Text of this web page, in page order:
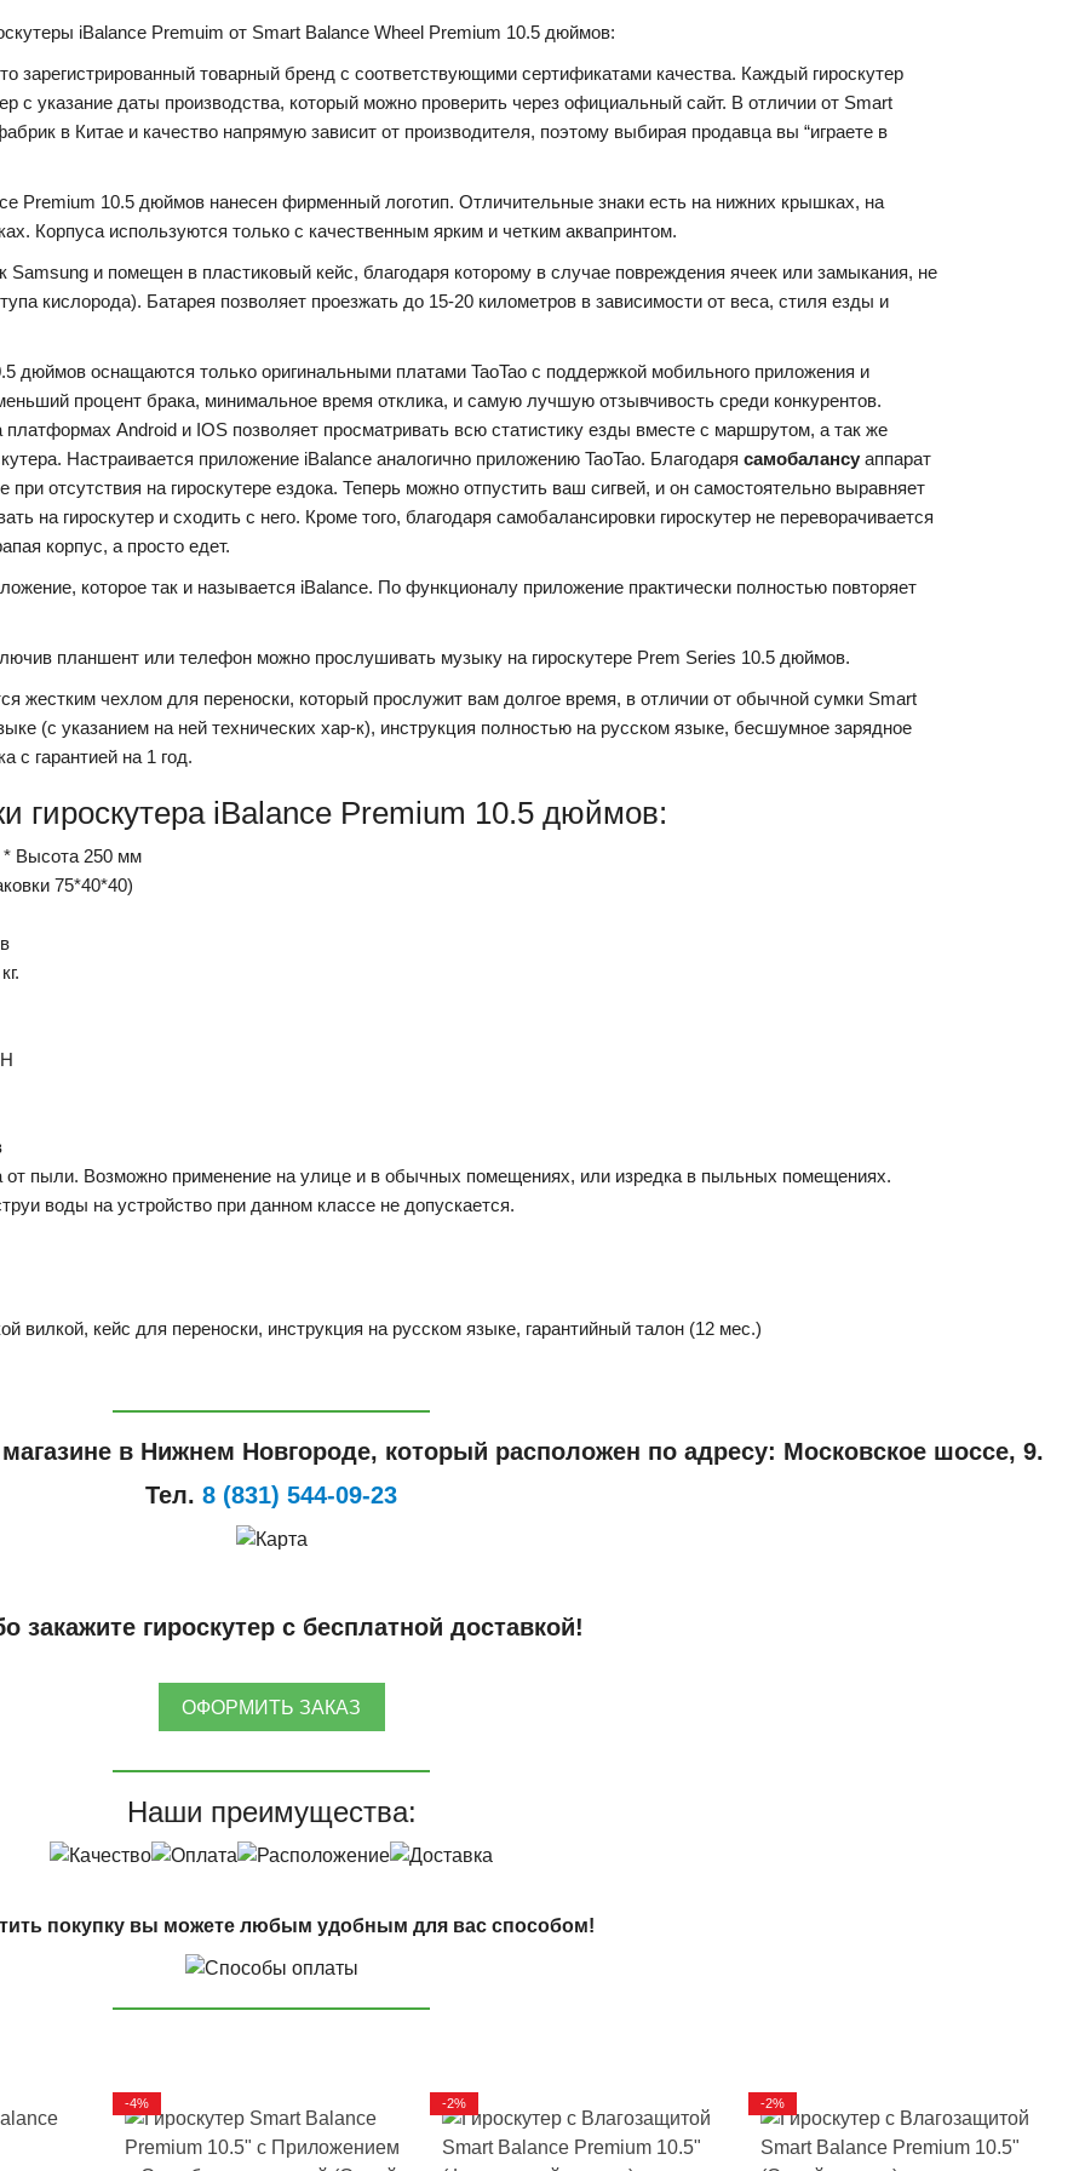
iBalance Premuim от Smart Balance Wheel Premium 10.5 дюймов:
зарегистрированный товарный бренд с соответствующими сертификатами качества. Каждый гироскутер
с указание даты производства, который можно проверить через официальный сайт. В отличии от Smart
в Китае и качество напрямую зависит от производителя, поэтому выбирая продавца вы “играете в
Premium 10.5 дюймов нанесен фирменный логотип. Отличительные знаки есть на нижних крышках, на
Корпуса используются только с качественным ярким и четким аквапринтом.
Samsung и помещен в пластиковый кейс, благодаря которому в случае повреждения ячеек или замыкания, не
кислорода). Батарея позволяет проезжать до 15-20 километров в зависимости от веса, стиля езды и
дюймов оснащаются только оригинальными платами TaoTao с поддержкой мобильного приложения и
процент брака, минимальное время отклика, и самую лучшую отзывчивость среди конкурентов.
Android и IOS позволяет просматривать всю статистику езды вместе с маршрутом, а так же
Настраивается приложение iBalance аналогично приложению TaoTao. Благодаря самобалансу аппарат
отсутствия на гироскутере ездока. Теперь можно отпустить ваш сигвей, и он самостоятельно выравняет
на гироскутер и сходить с него. Кроме того, благодаря самобалансировки гироскутер не переворачивается
корпус, а просто едет.
которое так и называется iBalance. По функционалу приложение практически полностью повторяет
планшент или телефон можно прослушивать музыку на гироскутере Prem Series 10.5 дюймов.
жестким чехлом для переноски, который прослужит вам долгое время, в отличии от обычной сумки Smart
(с указанием на ней технических хар-к), инструкция полностью на русском языке, бесшумное зарядное
с гарантией на 1 год.
гироскутера iBalance Premium 10.5 дюймов:
Высота 250 мм
75*40*40)
пыли. Возможно применение на улице и в обычных помещениях, или изредка в пыльных помещениях.
воды на устройство при данном классе не допускается.
вилкой, кейс для переноски, инструкция на русском языке, гарантийный талон (12 мес.)
в Нижнем Новгороде, который расположен по адресу: Московское шоссе, 9.
Тел. 8 (831) 544-09-23
закажите гироскутер с бесплатной доставкой!
ОФОРМИТЬ ЗАКАЗ
Наши преимущества:
покупку вы можете любым удобным для вас способом!
-4% -2% -2%